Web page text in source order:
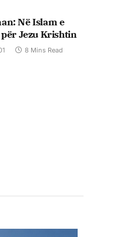
Në Islam e
Jezu Krishtin
8 Mins Read